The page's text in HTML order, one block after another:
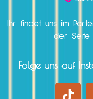
Ihr findet uns im
der Seite
Folge uns auf